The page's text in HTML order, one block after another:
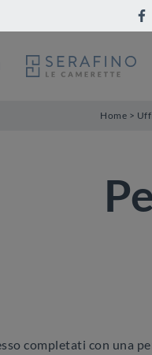
Home >
completati con una